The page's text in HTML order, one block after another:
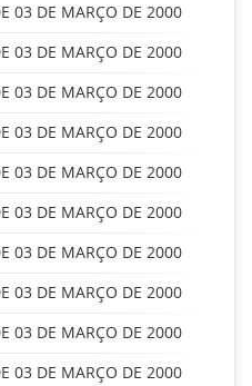
03 DE MARÇO DE 2000
03 DE MARÇO DE 2000
03 DE MARÇO DE 2000
03 DE MARÇO DE 2000
03 DE MARÇO DE 2000
03 DE MARÇO DE 2000
03 DE MARÇO DE 2000
03 DE MARÇO DE 2000
03 DE MARÇO DE 2000
03 DE MARÇO DE 2000